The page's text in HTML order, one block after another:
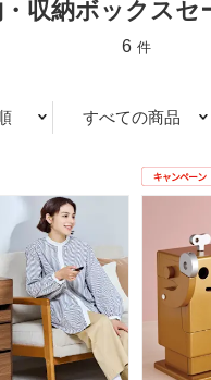
収納ボックスセ
6 件
すべての商品